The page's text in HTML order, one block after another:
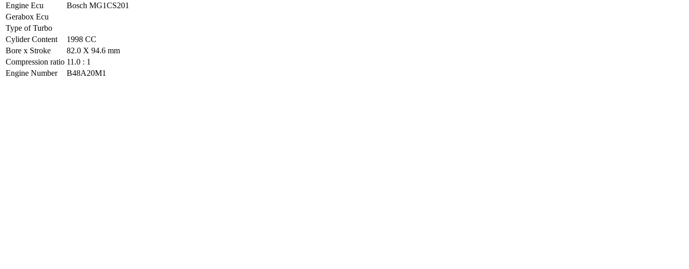
Engine Ecu
Bosch MG1CS201
Gerabox Ecu
Type of Turbo
Cylider Content
1998 CC
Bore x Stroke
82.0 X 94.6 mm
Compression ratio 11.0 : 1
Engine Number
B48A20M1